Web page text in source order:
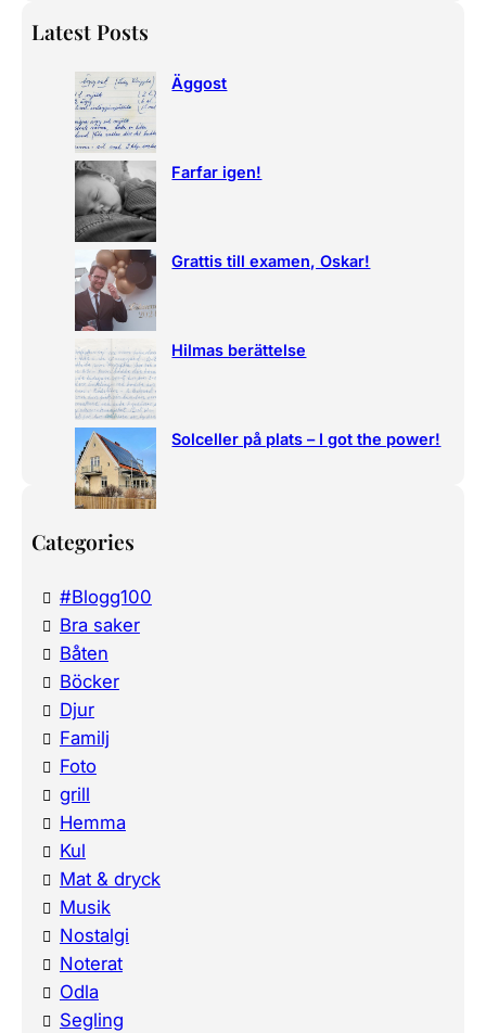
a
Latest Posts
Äggost
Farfar igen!
Grattis till examen, Oskar!
Hilmas berättelse
Solceller på plats – I got the power!
Categories
#Blogg100
Bra saker
Båten
Böcker
Djur
Familj
Foto
grill
Hemma
Kul
Mat & dryck
Musik
Nostalgi
Noterat
Odla
Segling